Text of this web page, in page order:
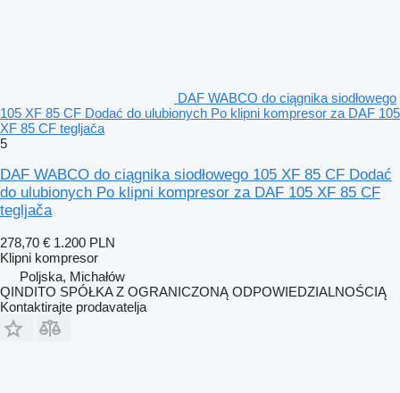
DAF WABCO do ciągnika siodłowego
105 XF 85 CF Dodać do ulubionych Po klipni kompresor za DAF 105
XF 85 CF tegljača
5
DAF WABCO do ciągnika siodłowego 105 XF 85 CF Dodać
do ulubionych Po klipni kompresor za DAF 105 XF 85 CF
tegljača
278,70 € 1.200 PLN
Klipni kompresor
Poljska, Michałów
QINDITO SPÓŁKA Z OGRANICZONĄ ODPOWIEDZIALNOŚCIĄ
Kontaktirajte prodavatelja